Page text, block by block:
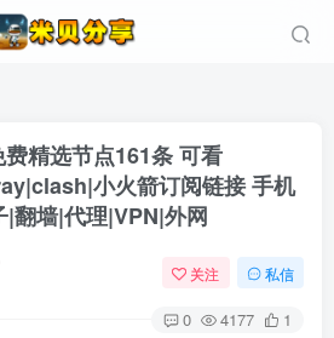
精选节点161条 可看
小火箭订阅链接 手机
翻墙|代理|VPN|外网
关注 私信
0 4177 1